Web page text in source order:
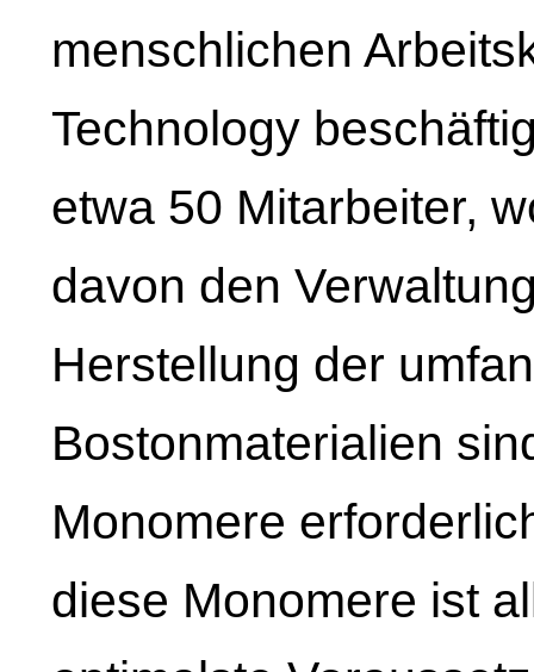
menschlichen
Technology
etwa 50 Mitarbeiter,
davon den
Herstellung der
Bostonmaterialien
Monomere
diese Monomere ist